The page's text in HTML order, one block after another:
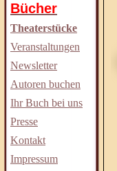
Bücher
Theaterstücke
Veranstaltungen
Newsletter
Autoren buchen
Ihr Buch bei uns
Presse
Kontakt
Impressum